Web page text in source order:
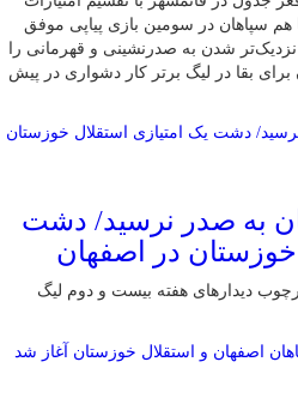
هم سپاهان در سومین بازی پیاپی موفق
شدن به صدرنشینی و قهرمانی را
بقا در لیگ برتر کار دشواری در پیش
به صدر نرسید/ دشت
خوزستان در اصفهان
دیدارهای هفته بیست و دوم لیگ